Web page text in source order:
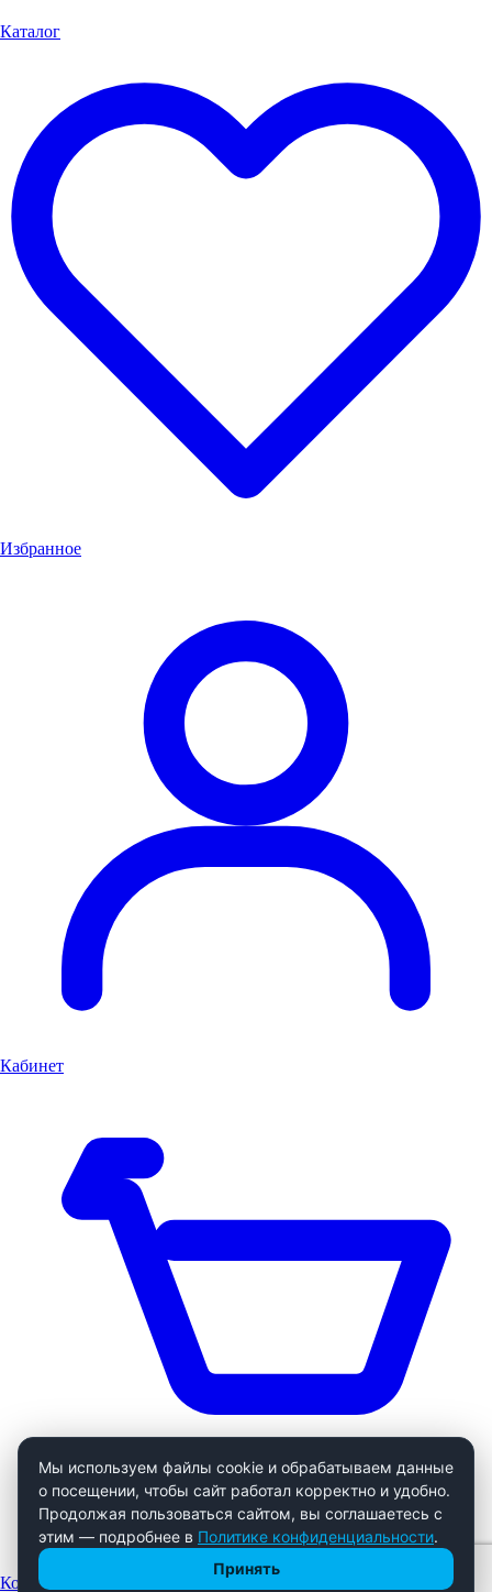
Мы используем файлы cookie и обрабатываем данные
о посещении, чтобы сайт работал корректно и удобно.
Продолжая пользоваться сайтом, вы соглашаетесь с
этим — подробнее в Политике конфиденциальности.
Принять
Каталог
Избранное
Кабинет
Корзина